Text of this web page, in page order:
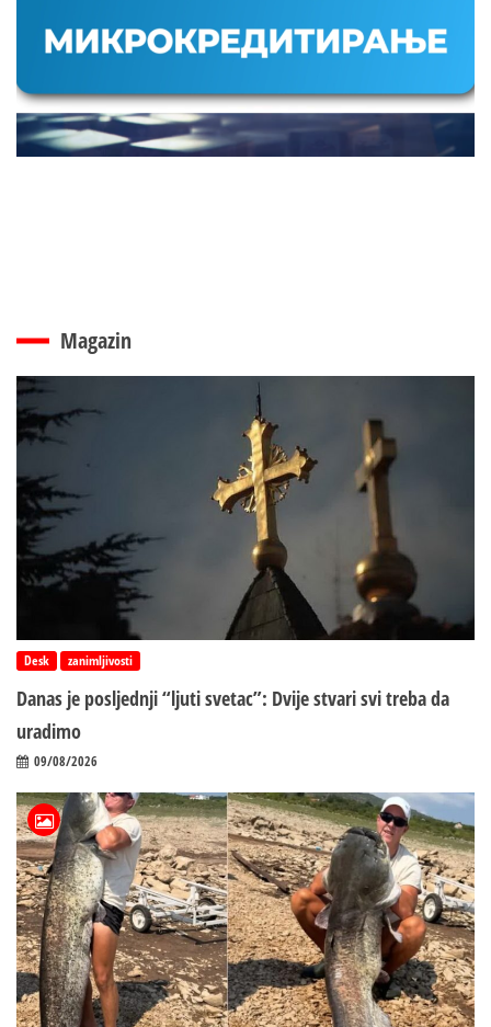
Magazin
Desk zanimljivosti
Danas je posljednji “ljuti svetac”: Dvije stvari svi treba da
uradimo
09/08/2026